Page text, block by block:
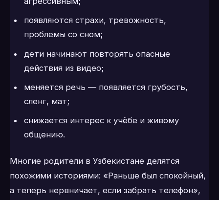
появляются страхи, тревожность,
проблемы со сном;
дети начинают повторять опасные
действия из видео;
меняется речь — появляется грубость,
сленг, мат;
снижается интерес к учёбе и живому
общению.
Многие родители в Узбекистане делятся
похожими историями: «Раньше был спокойный,
а теперь нервничает, если забрать телефон»,